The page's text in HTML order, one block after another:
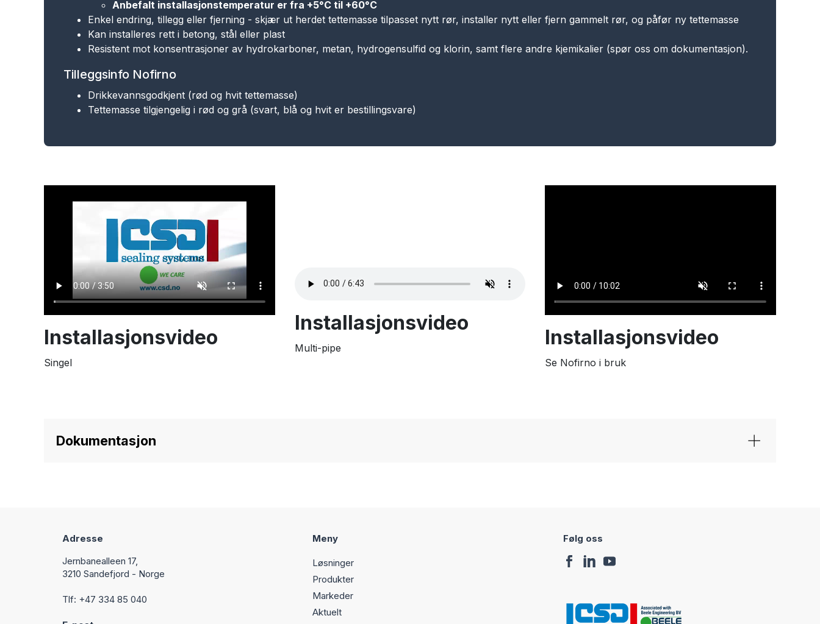
Anbefalt installasjonstemperatur er fra +5°C til +60°C
Enkel endring, tillegg eller fjerning - skjær ut herdet tettemasse tilpasset nytt rør, installer nytt eller fjern gammelt rør, og påfør ny tettemasse
Kan installeres rett i betong, stål eller plast
Resistent mot konsentrasjoner av hydrokarboner, metan, hydrogensulfid og klorin, samt flere andre kjemikalier (spør oss om dokumentasjon).
Tilleggsinfo Nofirno
Drikkevannsgodkjent (rød og hvit tettemasse)
Tettemasse tilgjengelig i rød og grå (svart, blå og hvit er bestillingsvare)
Installasjonsvideo
Singel
Installasjonsvideo
Multi-pipe Installasjonsvideo
Se Nofirno i bruk
Dokumentasjon
Adresse
Jernbanealleen 17,
3210 Sandefjord - Norge
Tlf: +47 334 85 040
Meny
Løsninger
Produkter
Markeder
Aktuelt
Følg oss